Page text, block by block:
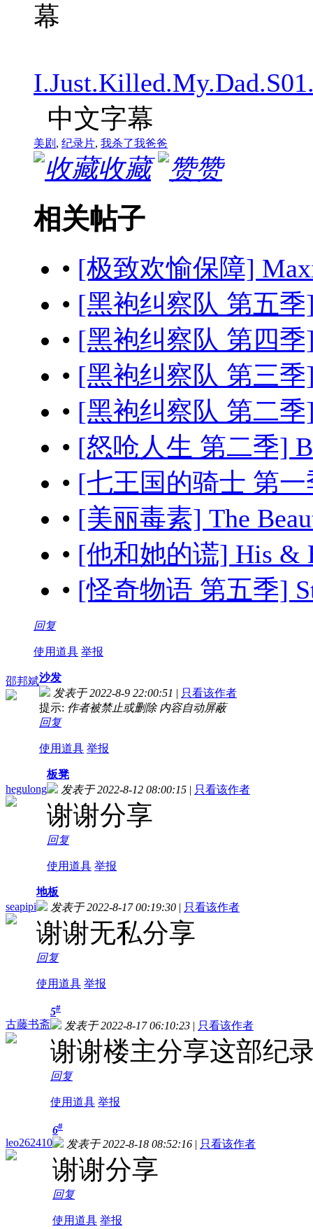
幕
中文字幕
美剧 , 纪录片, 我杀了我爸爸
收藏 赞
相关帖子
• [极致欢愉保障]
• [黑袍纠察队 第五季
• [黑袍纠察队 第四季
• [黑袍纠察队 第三季
• [黑袍纠察队 第二季
• [怒呛人生 第二季]
• [七王国的骑士 第一
• [美丽毒素] The
• [他和她的谎] His &
• [怪奇物语 第五季]
回复
使用道具 举报
邵邦斌沙发
发表于 2022-8-9 22:00:51 | 只看该作者
提示: 作者被禁止或删除 内容自动屏蔽
回复
使用道具 举报
hegulong
板凳
发表于 2022-8-12 08:00:15 | 只看该作者
谢谢分享
回复
使用道具 举报
seapipi
地板
发表于 2022-8-17 00:19:30 | 只看该作者
谢谢无私分享
回复
使用道具 举报
古藤书斋
5#
发表于 2022-8-17 06:10:23 | 只看该作者
谢谢楼主分享这部纪
回复
使用道具 举报
leo262410
6#
发表于 2022-8-18 08:52:16 | 只看该作者
谢谢分享
回复
使用道具 举报